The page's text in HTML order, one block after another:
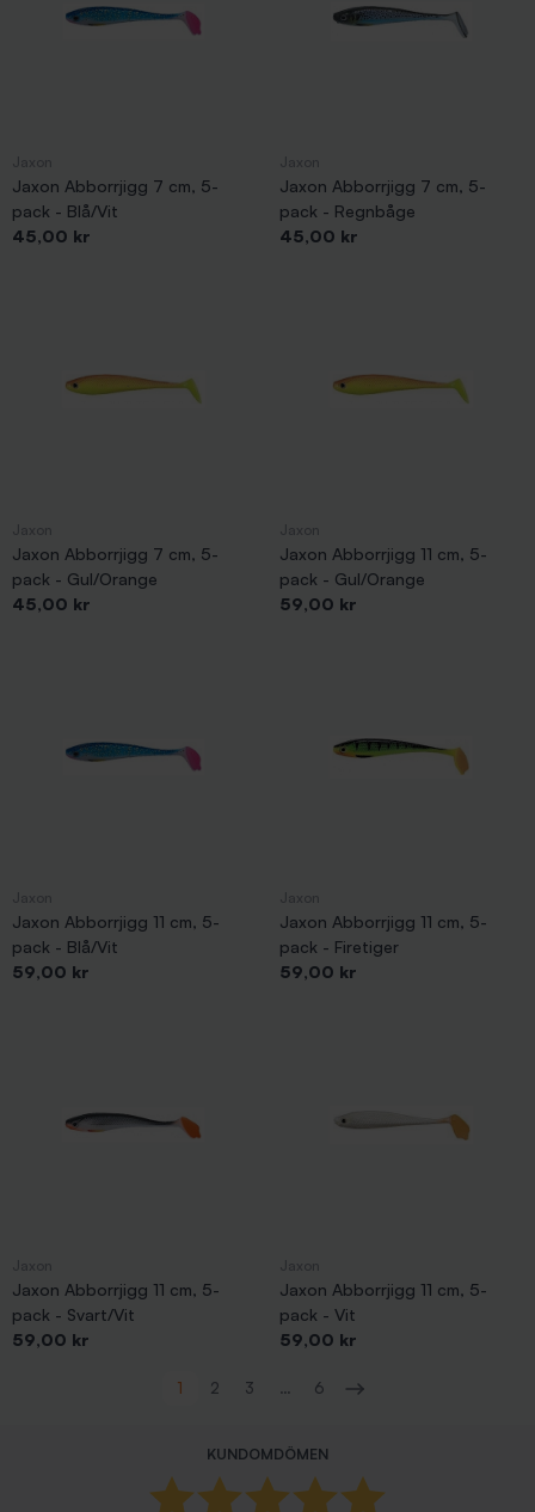
Jaxon Abborrjigg 7 cm, 5-
pack - Blå/Vit
Pris
45,00 kr
Jaxon Abborrjigg 7 cm, 5-
pack - Regnbåge
Pris
45,00 kr
Jaxon Abborrjigg 7 cm, 5-
pack - Gul/Orange
Pris
45,00 kr
Jaxon Abborrjigg 11 cm, 5-
pack - Gul/Orange
Pris
59,00 kr
Jaxon Abborrjigg 11 cm, 5-
pack - Blå/Vit
Pris
59,00 kr
Jaxon Abborrjigg 11 cm, 5-
pack - Firetiger
Pris
59,00 kr
Jaxon Abborrjigg 11 cm, 5-
pack - Svart/Vit
Pris
59,00 kr
Jaxon Abborrjigg 11 cm, 5-
pack - Vit
Pris
59,00 kr
Visar 1-48 av 278 objekt
1 2 3 …
6
KUNDOMDÖMEN